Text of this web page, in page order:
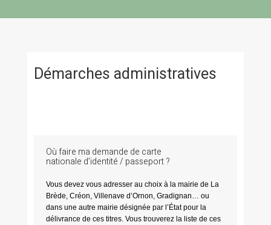
Démarches administratives
Où faire ma demande de carte
nationale d’identité / passeport ?
Vous devez vous adresser au choix à la mairie de La
Brède, Créon, Villenave d’Ornon, Gradignan… ou
dans une autre mairie désignée par l’État pour la
délivrance de ces titres. Vous trouverez la liste de ces